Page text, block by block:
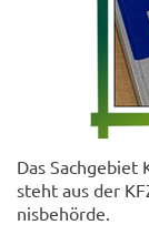
Das
steht aus der
nis­be­hör­de.